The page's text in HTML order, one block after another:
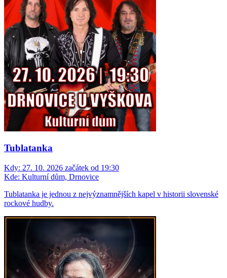
Tublatanka
Kdy: 27. 10. 2026 začátek od 19:30
Kde: Kulturní dům, Drnovice
Tublatanka je jednou z nejvýznamnějších kapel v historii slovenské
rockové hudby.